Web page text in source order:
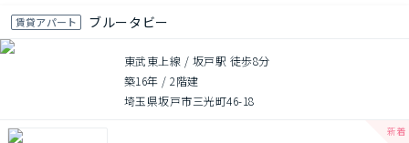
賃貸アパート ブルータビー
東武東上線 / 坂戸駅 徒歩8分
築16年 /2階建
埼玉県坂戸市三光町46-18